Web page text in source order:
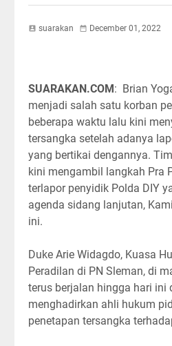
suarakan December 01, 2022
SUARAKAN.COM: Brian
menjadi salah satu korban
beberapa waktu lalu kini
tersangka setelah adanya
yang bertikai dengannya.
kini mengambil langkah Pra
terlapor penyidik Polda DIY
agenda sidang lanjutan,
ini.
Duke Arie Widagdo, Kuasa
Peradilan di PN Sleman, di
terus berjalan hingga hari ini
menghadirkan ahli hukum
penetapan tersangka